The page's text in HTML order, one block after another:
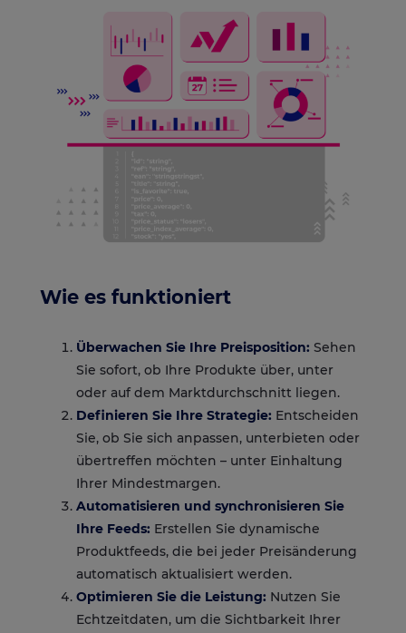
Wie es funktioniert
Überwachen Sie Ihre Preisposition: Sehen
Sie sofort, ob Ihre Produkte über, unter
oder auf dem Marktdurchschnitt liegen.
Definieren Sie Ihre Strategie: Entscheiden
Sie, ob Sie sich anpassen, unterbieten oder
übertreffen möchten – unter Einhaltung
Ihrer Mindestmargen.
Automatisieren und synchronisieren Sie
Ihre Feeds: Erstellen Sie dynamische
Produktfeeds, die bei jeder Preisänderung
automatisch aktualisiert werden.
Optimieren Sie die Leistung: Nutzen Sie
Echtzeitdaten, um die Sichtbarkeit Ihrer